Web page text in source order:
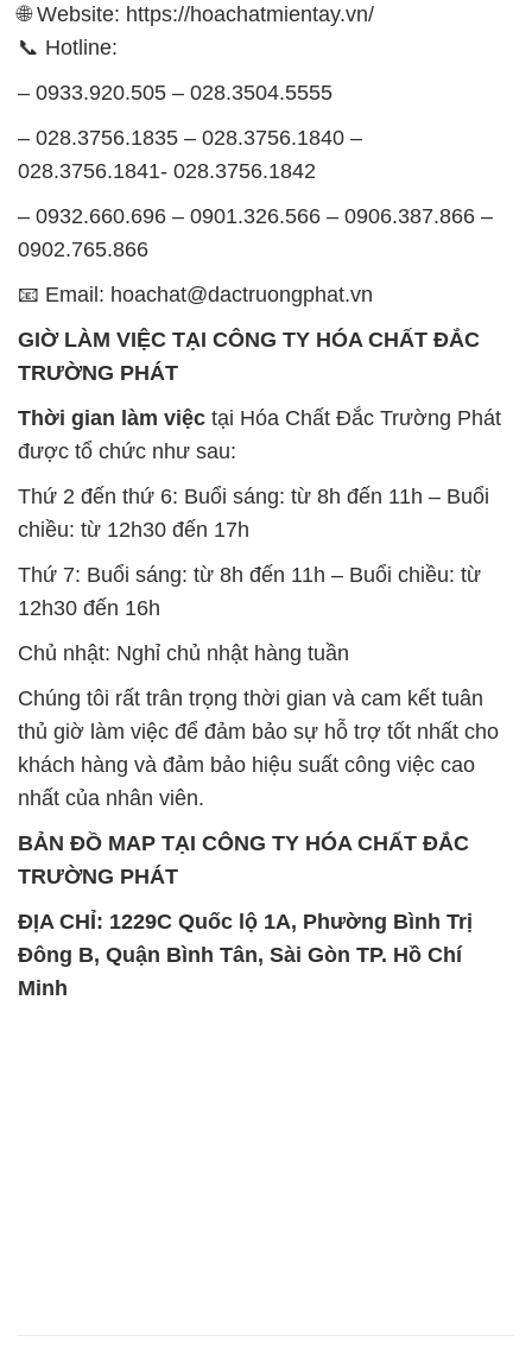
🌐 Website: https://hoachatmientay.vn/
📞 Hotline:
– 0933.920.505 – 028.3504.5555
– 028.3756.1835 – 028.3756.1840 –
028.3756.1841- 028.3756.1842
– 0932.660.696 – 0901.326.566 – 0906.387.866 –
0902.765.866
📧 Email: hoachat@dactruongphat.vn
GIỜ LÀM VIỆC TẠI CÔNG TY HÓA CHẤT ĐẮC
TRƯỜNG PHÁT
Thời gian làm việc tại Hóa Chất Đắc Trường Phát
được tổ chức như sau:
Thứ 2 đến thứ 6: Buổi sáng: từ 8h đến 11h – Buổi
chiều: từ 12h30 đến 17h
Thứ 7: Buổi sáng: từ 8h đến 11h – Buổi chiều: từ
12h30 đến 16h
Chủ nhật: Nghỉ chủ nhật hàng tuần
Chúng tôi rất trân trọng thời gian và cam kết tuân
thủ giờ làm việc để đảm bảo sự hỗ trợ tốt nhất cho
khách hàng và đảm bảo hiệu suất công việc cao
nhất của nhân viên.
BẢN ĐỒ MAP TẠI CÔNG TY HÓA CHẤT ĐẮC
TRƯỜNG PHÁT
ĐỊA CHỈ: 1229C Quốc lộ 1A, Phường Bình Trị
Đông B, Quận Bình Tân, Sài Gòn TP. Hồ Chí
Minh